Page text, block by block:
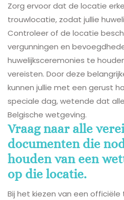
Zorg ervoor dat de locatie
trouwlocatie, zodat jullie
Controleer of de locatie
vergunningen en
huwelijksceremonies te
vereisten. Door deze
kunnen jullie met een gerust
speciale dag, wetende dat
Belgische wetgeving.
Vraag naar alle
documenten die
houden van een
op die locatie.
Bij het kiezen van een